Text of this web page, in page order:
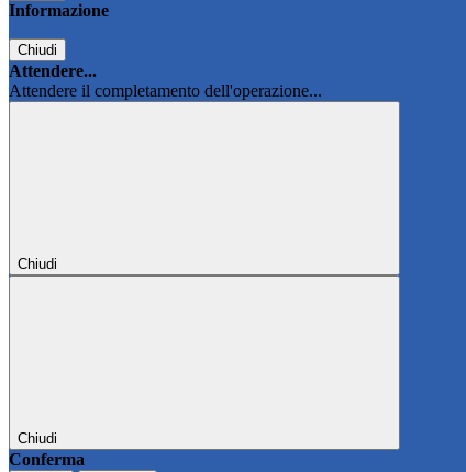
Informazione
Chiudi
Attendere...
Attendere il completamento dell'operazione...
Chiudi
Chiudi
Conferma